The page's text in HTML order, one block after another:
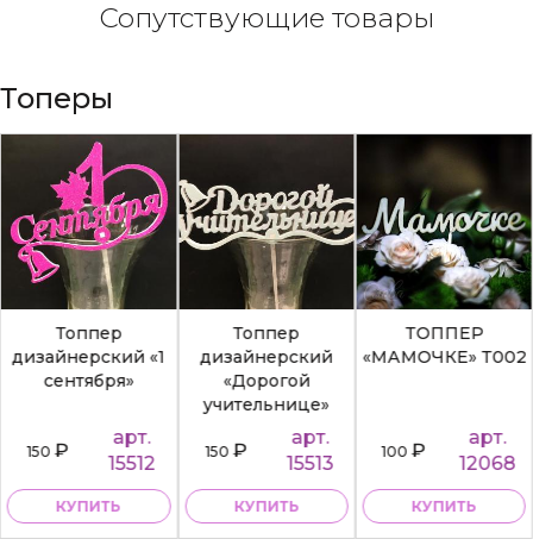
Сопутствующие товары
Топеры
Топпер
дизайнерский «1
сентября»
150₽
арт.
15512
КУПИТЬ
Топпер
дизайнерский
«Дорогой
учительнице»
150₽
арт.
15513
КУПИТЬ
ТОППЕР
«МАМОЧКЕ» Т002
100₽
арт.
12068
КУПИТЬ